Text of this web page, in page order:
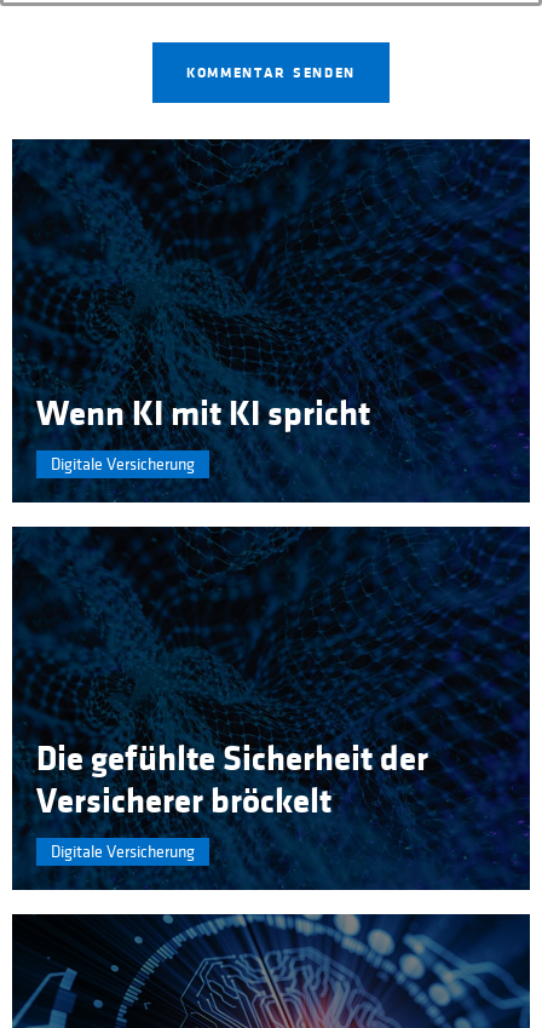
Wenn KI mit KI spricht
Digitale Versicherung
Die gefühlte Sicherheit der
Versicherer bröckelt
Digitale Versicherung